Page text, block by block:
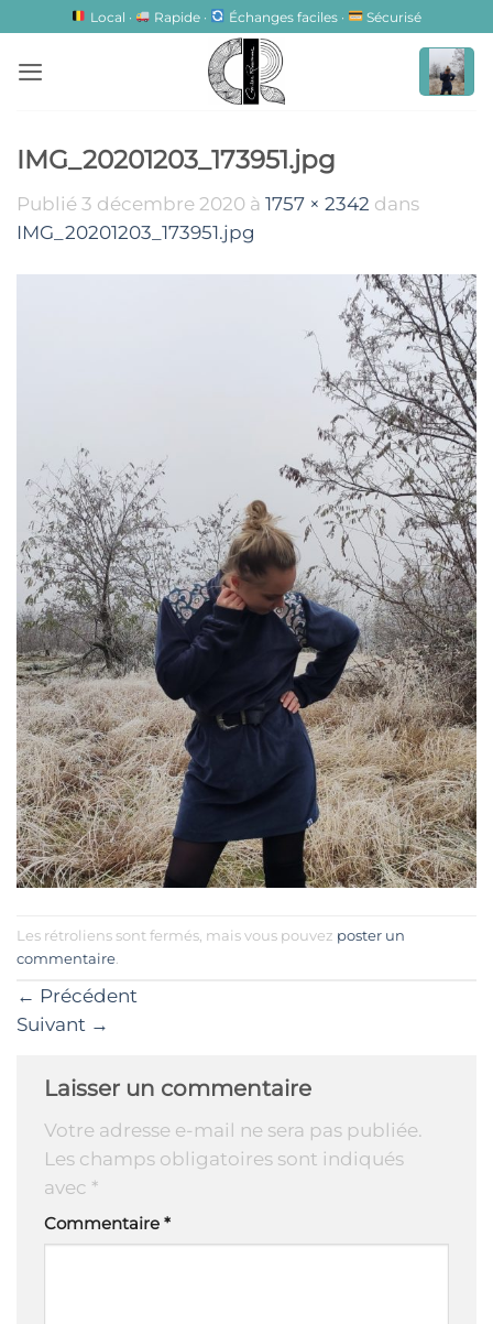
contenu
Local · Rapide · Échanges faciles · Sécurisé
IMG_20201203_173951.jpg
Publié 3 décembre 2020 à 1757 × 2342 dans
IMG_20201203_173951.jpg
Les rétroliens sont fermés, mais vous pouvez poster un
commentaire
← Précédent
Suivant →
Laisser un commentaire
Votre adresse e-mail ne sera pas publiée.
Les champs obligatoires sont indiqués
avec *
Commentaire *